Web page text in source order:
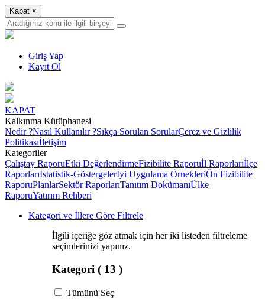
Kapat ×
Giriş Yap
Kayıt Ol
KAPAT
Kalkınma Kütüphanesi
Nedir ?Nasıl Kullanılır ?Sıkça Sorulan SorularÇerez ve Gizlilik
Politikasıİletişim
Kategoriler
Çalıştay RaporuEtki DeğerlendirmeFizibilite Raporuİl Raporlarıİlçe
Raporlarıİstatistik-Göstergelerİyi Uygulama ÖrnekleriÖn Fizibilite
RaporuPlanlarSektör RaporlarıTanıtım DokümanıÜlke
RaporuYatırım Rehberi
Kategori ve İllere Göre Filtrele
İlgili içeriğe göz atmak için her iki listeden filtreleme
seçimlerinizi yapınız.
Kategori ( 13 )
Tümünü Seç